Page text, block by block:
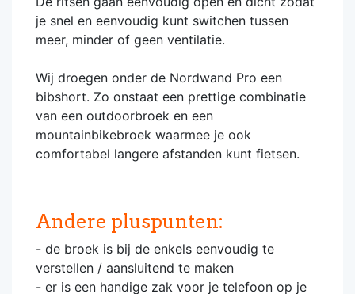
je snel en eenvoudig kunt switchen tussen
meer, minder of geen ventilatie.
Wij droegen onder de Nordwand Pro een
bibshort. Zo onstaat een prettige combinatie
van een outdoorbroek en een
mountainbikebroek waarmee je ook
comfortabel langere afstanden kunt fietsen.
Andere pluspunten:
- de broek is bij de enkels eenvoudig te
verstellen / aansluitend te maken
- er is een handige zak voor je telefoon op je